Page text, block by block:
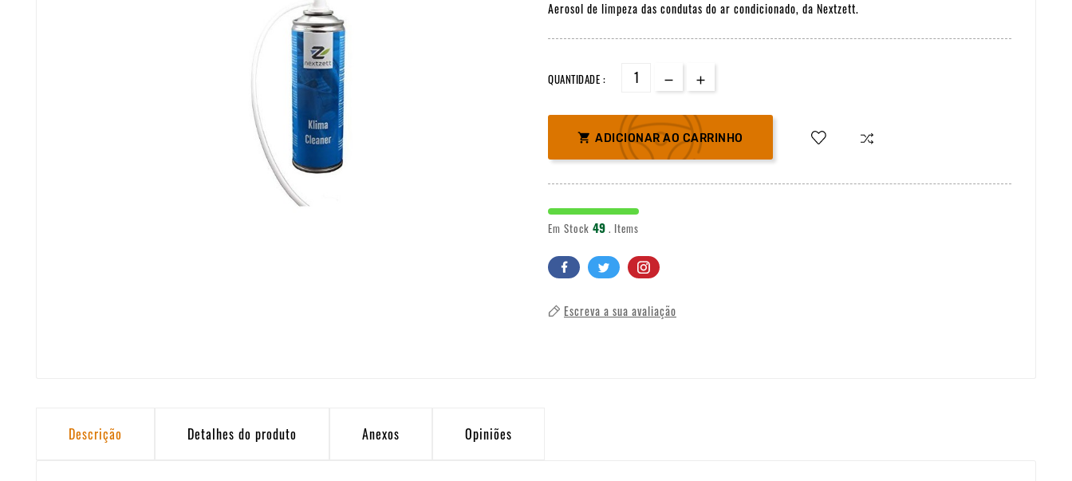
Aerosol de limpeza das condutas do ar condicionado, da Nextzett.
QUANTIDADE :
 ADICIONAR AO CARRINHO
Em Stock 49 . Items
Escreva a sua avaliação
Descrição Detalhes do produto Anexos Opiniões